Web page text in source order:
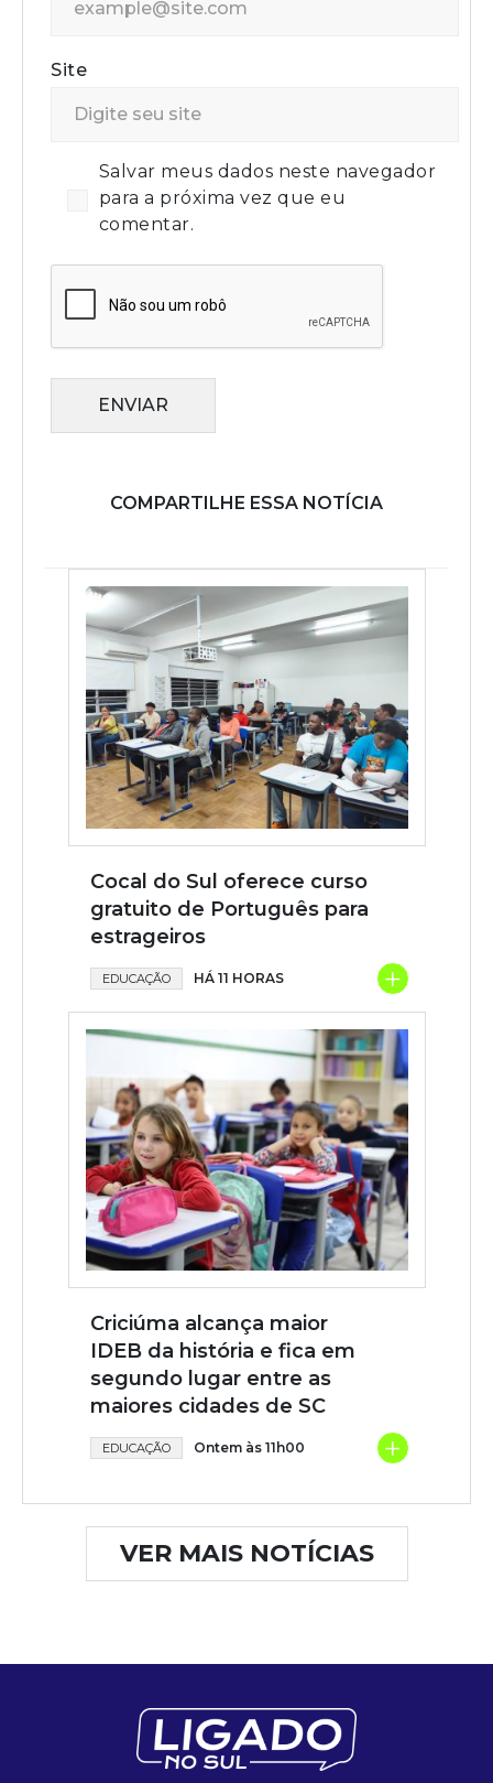
Site
Salvar meus dados neste navegador
para a próxima vez que eu
comentar.
ENVIAR
COMPARTILHE ESSA NOTÍCIA
Cocal do Sul oferece curso
gratuito de Português para
estrageiros
EDUCAÇÃO HÁ 11 HORAS +
Criciúma alcança maior
IDEB da história e fica em
segundo lugar entre as
maiores cidades de SC
EDUCAÇÃO Ontem às 11h00 +
VER MAIS NOTÍCIAS